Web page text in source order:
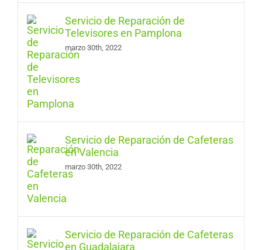
Servicio de Reparación de
Televisores en Pamplona
marzo 30th, 2022
Servicio de Reparación de Cafeteras
en Valencia
marzo 30th, 2022
Servicio de Reparación de Cafeteras
en Guadalajara